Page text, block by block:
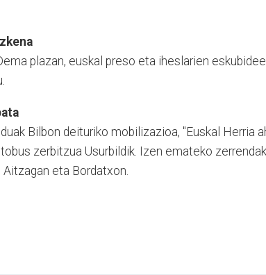
plazan, euskal preso eta iheslarien
Bilbon deituriko mobilizazioa, "Euskal Herria
zerbitzua Usurbildik. Izen emateko
eta Bordatxon.